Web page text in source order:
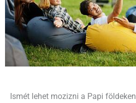
Ismét lehet mozizni a Papi földeken